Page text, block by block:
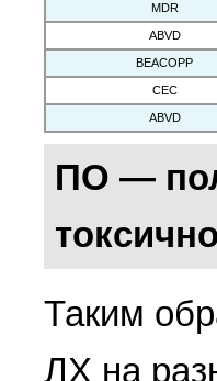
MDR
ABVD
BEACOPP
CEC
ABVD
ПО —
Таким
ЛХ на